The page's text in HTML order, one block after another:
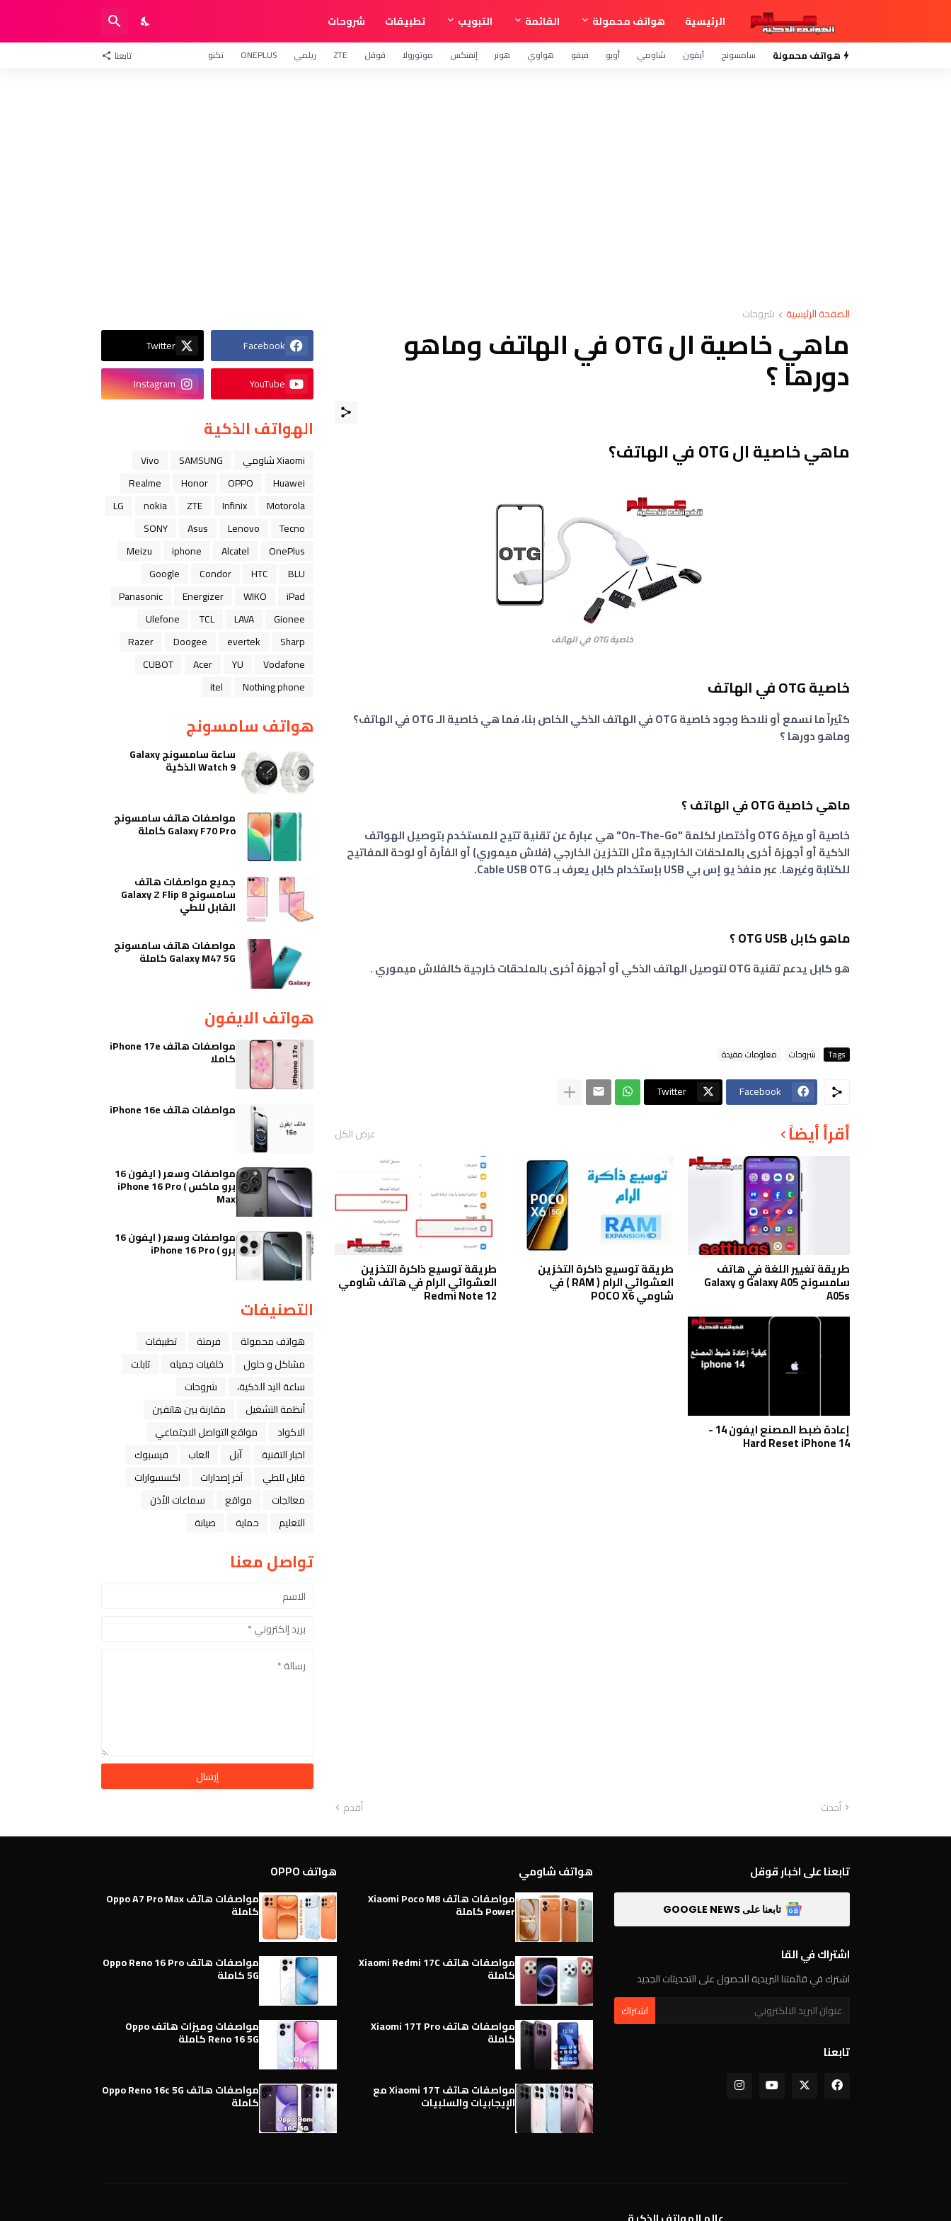
الرئيسية هواتف محمولة القائمة التبويب تطبيقات شروحات
هواتف محمولة سامسونج آيفون شاومي أوبو فيفو هواوي هونر إنفنكس موتورولا قوقل ZTE ريلمي ONEPLUS تكنو تابعنا
الصفحة الرئيسية شروحات
ماهي خاصية ال OTG في الهاتف وماهو
دورها ؟
ماهي خاصية ال OTG في الهاتف؟
خاصية OTG في الهاتف
خاصية OTG في الهاتف
كثيراً ما نسمع أو نلاحظ وجود خاصية OTG في الهاتف الذكي الخاص بنا، فما هي خاصية الـ OTG في الهاتف؟
وماهو دورها ؟
ماهي خاصية OTG في الهاتف ؟
خاصية أو ميزة OTG وأختصار لكلمة "On-The-Go" هي عبارة عن تقنية تتيح للمستخدم بتوصيل الهواتف
الذكية أو أجهزة أخرى بالملحقات الخارجية مثل التخزين الخارجي (فلاش ميموري) أو الفأرة أو لوحة المفاتيح
للكتابة وغيرها. عبر منفذ يو إس بي USB بإستخدام كابل يعرف بـ Cable USB OTG.
ماهو كابل OTG USB ؟
هو كابل يدعم تقنية OTG لتوصيل الهاتف الذكي أو أجهزة أخرى بالملحقات خارجية كالفلاش ميموري .
Tags شروحات معلومات مفيدة
Facebook
Twitter
أقرأ أيضاً عرض الكل
طريقة تغيير اللغة في هاتف
سامسونج Galaxy A05 و Galaxy
A05s
طريقة توسيع ذاكرة التخزين
العشوائي الرام ( RAM ) في
شاومي POCO X6
طريقة توسيع ذاكرة التخزين
العشوائي الرام في هاتف شاومي
Redmi Note 12
إعادة ضبط المصنع ايفون 14 -
Hard Reset iPhone 14
أحدث أقدم
Facebook
Twitter
YouTube
Instagram
الهواتف الذكية
Xiaomi شاومي SAMSUNG
Vivo
Huawei
OPPO
Honor
Realme
Motorola
Infinix
ZTE
nokia
LG
Tecno
Lenovo
Asus
SONY
OnePlus
Alcatel
iphone
Meizu
BLU
HTC
Condor
Google
iPad
WIKO
Energizer
Panasonic
Gionee
LAVA
TCL
Ulefone
Sharp
evertek
Doogee
Razer
Vodafone
YU
Acer
CUBOT
Nothing phone
itel
هواتف سامسونج
ساعة سامسونج Galaxy
Watch 9 الذكية
مواصفات هاتف سامسونج
Galaxy F70 Pro كاملة
جميع مواصفات هاتف
سامسونج Galaxy Z Flip 8
القابل للطي
مواصفات هاتف سامسونج
Galaxy M47 5G كاملة
هواتف الايفون
مواصفات هاتف iPhone 17e
كاملا
مواصفات هاتف iPhone 16e
مواصفات وسعر ( ايفون 16
برو ماكس ) iPhone 16 Pro
Max
مواصفات وسعر ( ايفون 16
برو ) iPhone 16 Pro
التصنيفات
هواتف محمولة فرمتة
تطبيقات
مشاكل و حلول
خلفيات جميله
تابلت
ﺳﺎﻋﺔ ﺍﻟﻴﺪ ﺍﻟﺬﻛﻴﺔ،
شروحات
أنظمة التشغيل
مقارنة بين هاتفين
الاكواد
مواقع التواصل الاجتماعي
اخبار التقنية
ﺁﺑﻞ العاب
فيسبوك
قابل للطي
آخر إصدارات
اكسسوارات
معالجات
مواقع
سماعات الأذن
التعليم
حماية صيانة
تواصل معنا
تابعنا على اخبار قوقل
تابعنا على GOOGLE NEWS
اشتراك في القا
اشترك في قائمتنا البريدية للحصول على التحديثات الجديد
تابعنا
هواتف شاومي
مواصفات هاتف Xiaomi Poco M8
Power كاملة
مواصفات هاتف Xiaomi Redmi 17C
كاملة
مواصفات هاتف Xiaomi 17T Pro
كاملة
مواصفات هاتف Xiaomi 17T مع
الإيجابيات والسلبيات
هواتف OPPO
مواصفات هاتف Oppo A7 Pro Max
كاملة
مواصفات هاتف Oppo Reno 16 Pro
5G كاملة
مواصفات وميزات هاتف Oppo
Reno 16 5G كاملة
مواصفات هاتف Oppo Reno 16c 5G
كاملة